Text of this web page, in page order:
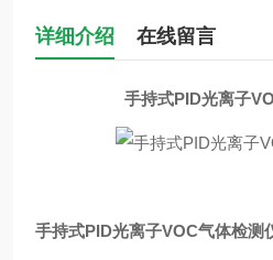
详细介绍 在线留言
手持式PID光离子
手持式PID光离子VOC气体检测